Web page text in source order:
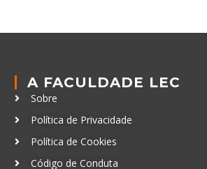
A FACULDADE LEC
Sobre
Política de Privacidade
Política de Cookies
Código de Conduta